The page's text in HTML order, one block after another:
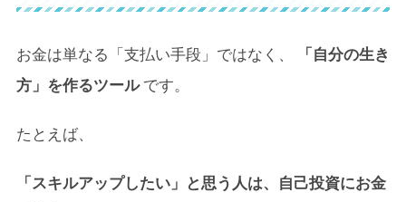
お金は単なる「支払い手段」ではなく、
「自分の生き
方」を作るツールです。
たとえば、
「スキルアップしたい」と思う人は、自己投資にお金